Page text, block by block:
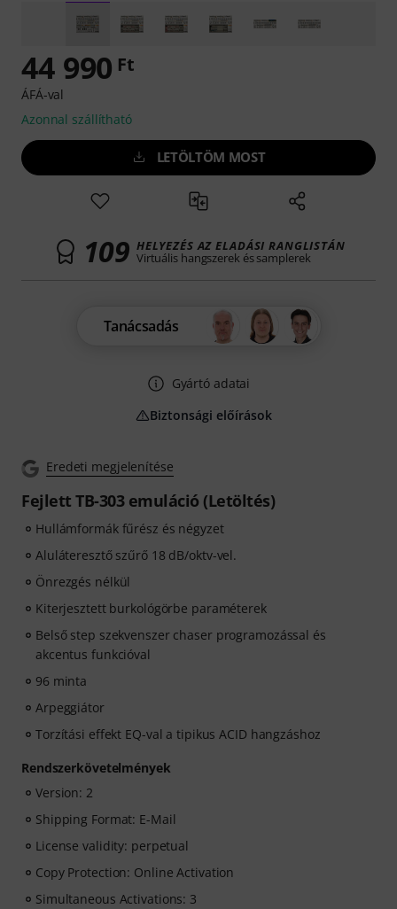
Eredeti megjelenítése
Fejlett TB-303 emuláció (Letöltés)
Hullámformák fűrész és négyzet
Aluláteresztő szűrő 18 dB/oktv-vel.
Önrezgés nélkül
Kiterjesztett burkológörbe paraméterek
Belső step szekvenszer chaser programozással és
akcentus funkcióval
96 minta
Arpeggiátor
Torzítási effekt EQ-val a tipikus ACID hangzáshoz
Rendszerkövetelmények
Version: 2
Shipping Format: E-Mail
License validity: perpetual
Copy Protection: Online Activation
Simultaneous Activations: 3
44 990 Ft
ÁFÁ-val
Azonnal szállítható
LETÖLTÖM MOST
109 HELYEZÉS AZ ELADÁSI RANGLISTÁN
Virtuális hangszerek és samplerek
Tanácsadás
Gyártó adatai
Biztonsági előírások